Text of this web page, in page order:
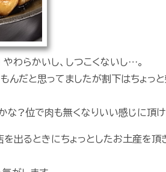
わらかいし、しつこくないし…。
んだと思ってましたが割下はちょっと
な?位で肉も無くなりいい感じに頂け
出るときにちょっとしたお土産を頂